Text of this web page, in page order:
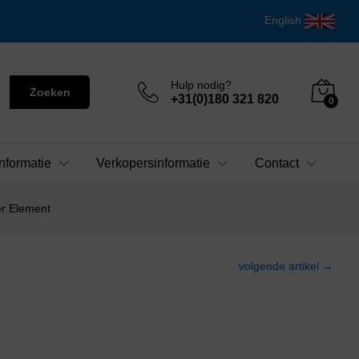
English
Zoeken
Hulp nodig?
+31(0)180 321 820 0
Verkopersinformatie Contact
Element
volgende artikel →